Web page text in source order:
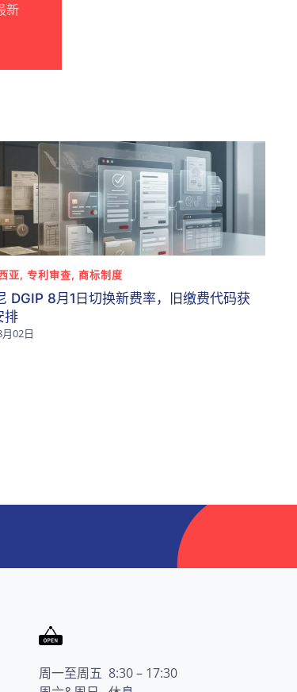
新
亚, 专利审查, 商标制度
DGIP 8月1日切换新费率，旧缴费代码获
排
02日
周一至周五 8:30 – 17:30